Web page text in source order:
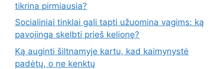
tikrina pirmiausia?
Socialiniai tinklai gali tapti užuomina vagims: ką
pavojinga skelbti prieš kelionę?
Ką auginti šiltnamyje kartu, kad kaimynystė
padėtų, o ne kenktų